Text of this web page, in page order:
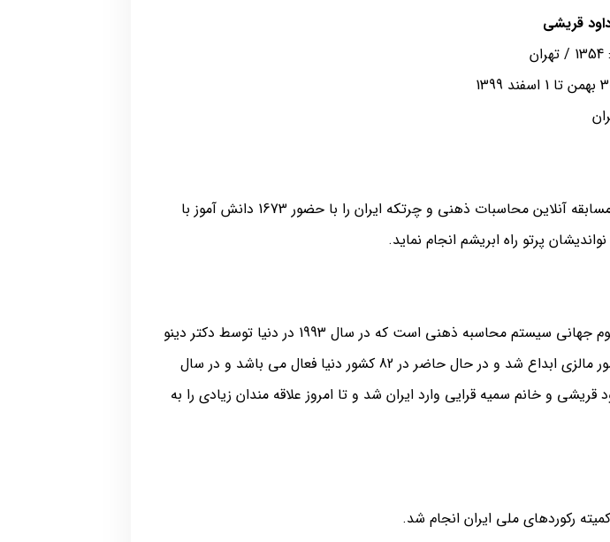
قریشی
ایشان توانست بزرگترین مسابقه آنلاین محاسبات ذهنی و چرتکه ایران را با حضور 1673 دانش آموز با
پرتو راه ابریشم انجام نماید.
یوسی مس (ucmas) مفهوم جهانی سیستم محاسبه ذهنی است که در سال 1993 در دنیا توسط دکتر دینو
ونگ (dino wong) در کشور مالزی ابداع شد و در حال حاضر در 82 کشور دنیا فعال می باشد و در سال
قریشی و خانم سمیه قرایی وارد ایران شد و تا امروز علاقه مندان زیادی را به
رکوردهای ملی ایران انجام شد.